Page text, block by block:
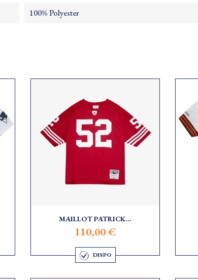
100% Polyester
MAILLOT PATRICK...
110,00 €
DISPO